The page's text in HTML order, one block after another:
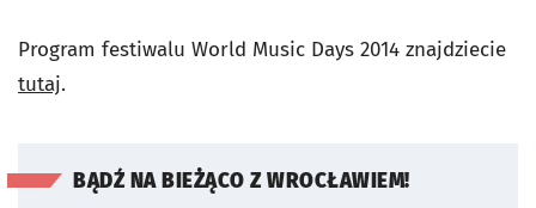
Program festiwalu World Music Days 2014 znajdziecie
tutaj.
BĄDŹ NA BIEŻĄCO Z WROCŁAWIEM!